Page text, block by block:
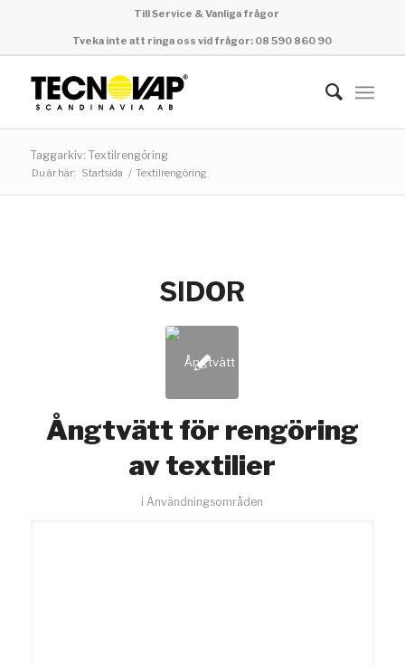
Till Service & Vanliga frågor
Tveka inte att ringa oss vid frågor: 08 590 860 90
Taggarkiv: Textilrengöring
Du är här: Startsida / Textilrengöring
SIDOR
Ångtvätt för rengöring
av textilier
iAnvändningsområden